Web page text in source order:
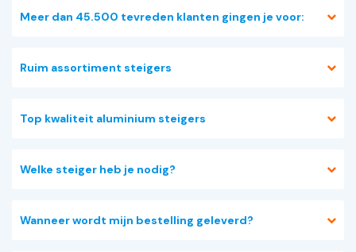
Meer dan 45.500 tevreden klanten gingen je voor:
Ruim assortiment steigers
Top kwaliteit aluminium steigers
Welke steiger heb je nodig?
Wanneer wordt mijn bestelling geleverd?